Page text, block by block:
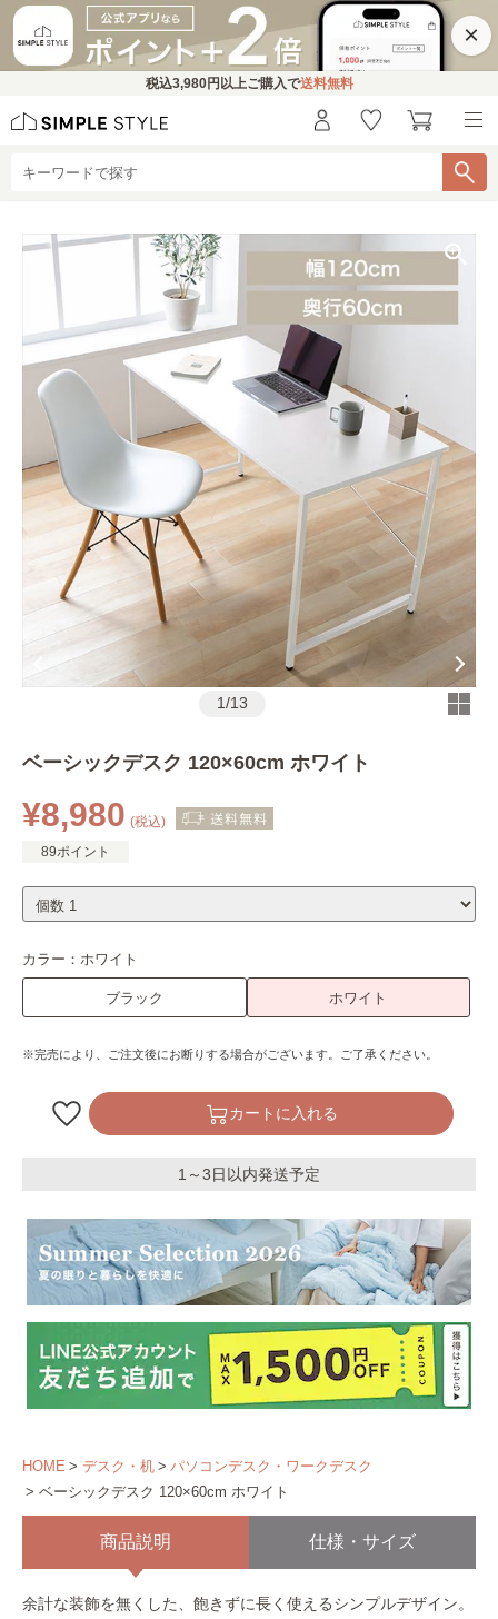
×
税込3,980円 以上ご購入で送料無料
1/13
ベーシックデスク 120×60cm ホワイト
¥8,980 (税込)
89ポイント
カラー： ホワイト
ブラック ホワイト
※完売により、ご注文後にお断りする場合がございます。ご了承ください。
カートに入れる
1～3日以内発送予定
HOME デスク・机
パソコンデスク・ワークデスク
ベーシックデスク 120×60cm ホワイト
商品説明 仕様・サイズ
余計な装飾を無くした、飽きずに長く使えるシンプルデザイン。